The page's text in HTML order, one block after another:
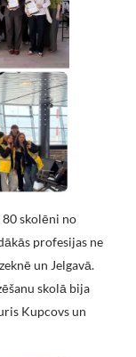
skolēni no
profesijas ne
un Jelgavā.
skolā bija
Kupcovs un